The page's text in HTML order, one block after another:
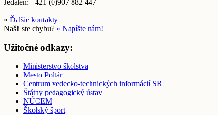
Jedáleň: +421 (0)907 882 447
» Ďalšie kontakty
Našli ste chybu? » Napíšte nám!
Užitočné odkazy:
Ministerstvo školstva
Mesto Poltár
Centrum vedecko-technických informácií SR
Štátny pedagogický ústav
NÚCEM
Školský šport